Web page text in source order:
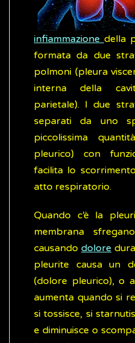
infiammazione della
formata da due
polmoni (pleura
interna della
parietale). I due
separati da uno
piccolissima
pleurico) con
facilita lo
atto respiratorio.
Quando c’è la
membrana
causando dolore
pleurite causa un
(dolore pleurico), o
aumenta quando si
si tossisce, si
e diminuisce o